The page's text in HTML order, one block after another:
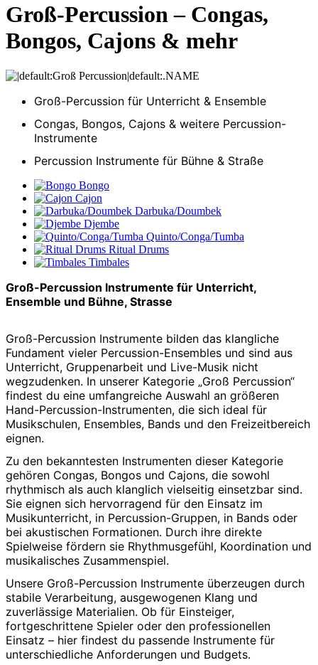
Groß-Percussion – Congas,
Bongos, Cajons & mehr
Groß-Percussion für Unterricht & Ensemble
Congas, Bongos, Cajons & weitere Percussion-
Instrumente
Percussion Instrumente für Bühne & Straße
Bongo
Cajon
Darbuka/Doumbek
Djembe
Quinto/Conga/Tumba
Ritual Drums
Timbales
Groß-Percussion Instrumente für Unterricht,
Ensemble und Bühne, Strasse
Groß-Percussion Instrumente bilden das klangliche
Fundament vieler Percussion-Ensembles und sind aus
Unterricht, Gruppenarbeit und Live-Musik nicht
wegzudenken. In unserer Kategorie „Groß Percussion“
findest du eine umfangreiche Auswahl an größeren
Hand-Percussion-Instrumenten, die sich ideal für
Musikschulen, Ensembles, Bands und den Freizeitbereich
eignen.
Zu den bekanntesten Instrumenten dieser Kategorie
gehören Congas, Bongos und Cajons, die sowohl
rhythmisch als auch klanglich vielseitig einsetzbar sind.
Sie eignen sich hervorragend für den Einsatz im
Musikunterricht, in Percussion-Gruppen, in Bands oder
bei akustischen Formationen. Durch ihre direkte
Spielweise fördern sie Rhythmusgefühl, Koordination und
musikalisches Zusammenspiel.
Unsere Groß-Percussion Instrumente überzeugen durch
stabile Verarbeitung, ausgewogenen Klang und
zuverlässige Materialien. Ob für Einsteiger,
fortgeschrittene Spieler oder den professionellen
Einsatz – hier findest du passende Instrumente für
unterschiedliche Anforderungen und Budgets.